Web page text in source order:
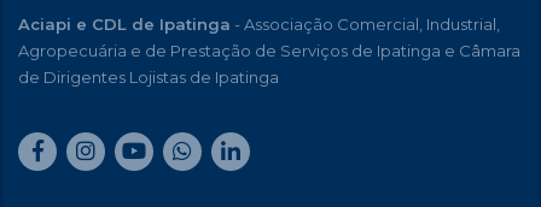
Aciapi e CDL de Ipatinga - Associação Comercial, Industrial,
Agropecuária e de Prestação de Serviços de Ipatinga e Câmara
de Dirigentes Lojistas de Ipatinga